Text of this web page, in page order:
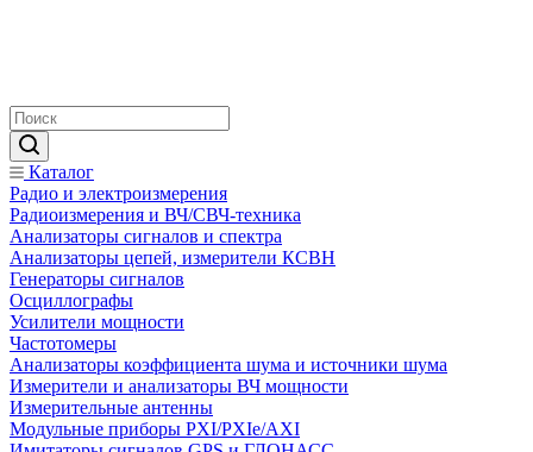
Каталог
Радио и электроизмерения
Радиоизмерения и ВЧ/СВЧ-техника
Анализаторы сигналов и спектра
Анализаторы цепей, измерители КСВН
Генераторы сигналов
Осциллографы
Усилители мощности
Частотомеры
Анализаторы коэффициента шума и источники шума
Измерители и анализаторы ВЧ мощности
Измерительные антенны
Модульные приборы PXI/PXIe/AXI